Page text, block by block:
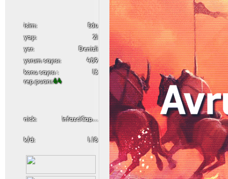
i̇sim:
Edu
yaşı:
21
yer:
Denizli
yorum sayısı:
489
konu sayısı :
13
rep puanı:64
nick: InfazciCaptain
k/d: 1.18